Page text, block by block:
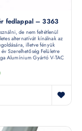
fedlappal – 3363
de nem feltétlenül
alternatívát kínálnak az
illetve fényük
Szerelhetőség Felületre
Alumínium Gyártó V-TAC